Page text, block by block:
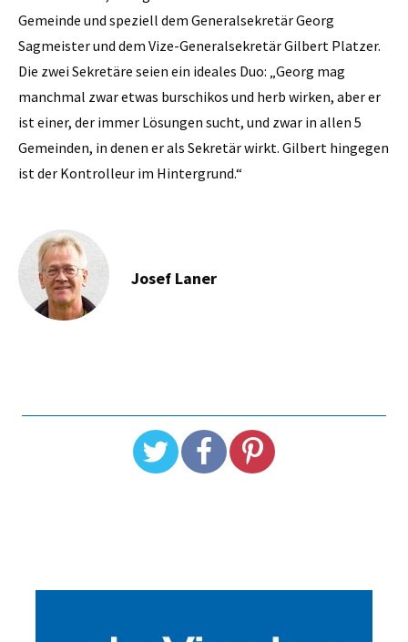
Gemeinde und speziell dem Generalsekretär Georg
Sagmeister und dem Vize-Generalsekretär Gilbert Platzer.
Die zwei Sekretäre seien ein ideales Duo: „Georg mag
manchmal zwar etwas burschikos und herb wirken, aber er
ist einer, der immer Lösungen sucht, und zwar in allen 5
Gemeinden, in denen er als Sekretär wirkt. Gilbert hingegen
ist der Kontrolleur im Hintergrund.“
Josef Laner